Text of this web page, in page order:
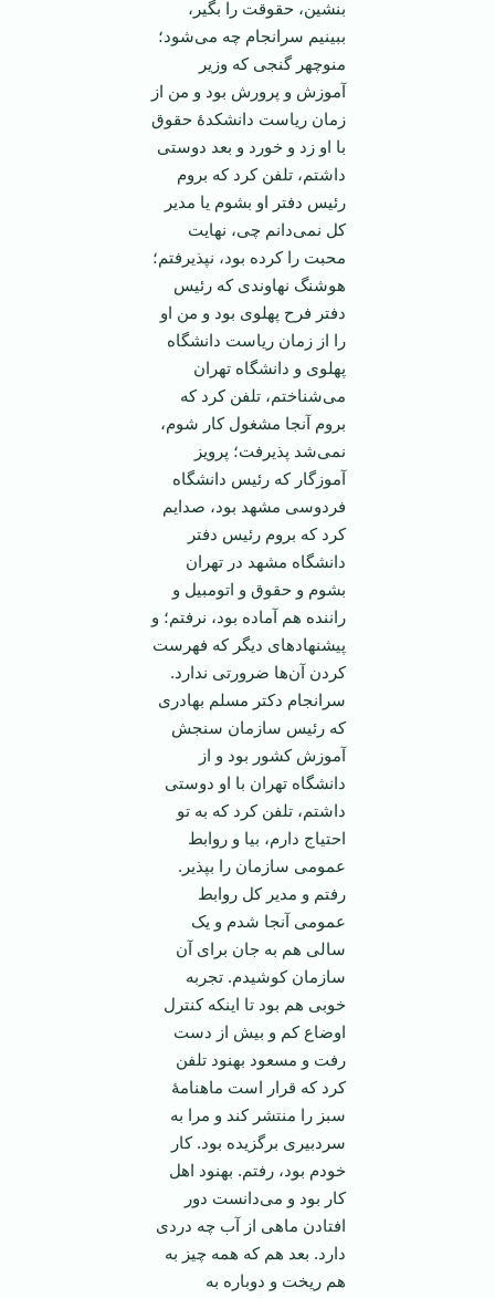
بنشین، حقوقت را بگیر،
ببینیم سرانجام چه می‌شود؛
منوچهر گنجی که وزیر
آموزش و پرورش بود و من از
زمان ریاست دانشکدۀ حقوق
با او زد و خورد و بعد دوستی
داشتم، تلفن کرد که بروم
رئیس دفتر او بشوم یا مدیر
کل نمی‌دانم چی، ‌‌نهایت
محبت را کرده بود، نپذیرفتم؛
هوشنگ نهاوندی که رئیس
دفتر فرح پهلوی بود و من او
را از زمان ریاست دانشگاه
پهلوی و دانشگاه تهران
می‌شناختم، تلفن کرد که
بروم آنجا مشغول کار شوم،
نمی‌شد پذیرفت؛ پرویز
آموزگار که رئیس دانشگاه
فردوسی مشهد بود، صدایم
کرد که بروم رئیس دفتر
دانشگاه مشهد در تهران
بشوم و حقوق و اتومبیل و
راننده هم آماده بود، نرفتم؛ و
پیشنهادهای دیگر که فهرست
کردن آن‌ها ضرورتی ندارد.
سرانجام دکتر مسلم بهادری
که رئیس سازمان سنجش
آموزش کشور بود و از
دانشگاه تهران با او دوستی
داشتم، تلفن کرد که به تو
احتیاج دارم، بیا و روابط
عمومی سازمان را بپذیر.
رفتم و مدیر کل روابط
عمومی آنجا شدم و یک
سالی هم به جان برای آن
سازمان کوشیدم. تجربه
خوبی هم بود تا اینکه کنترل
اوضاع کم و بیش از دست
رفت و مسعود بهنود تلفن
کرد که قرار است ماهنامۀ
سبز را منتشر کند و مرا به
سردبیری برگزیده بود. کار
خودم بود، رفتم. بهنود اهل
کار بود و می‌دانست دور
افتادن ماهی از آب چه دردی
دارد. بعد هم که همه چیز به
هم ریخت و دوباره به